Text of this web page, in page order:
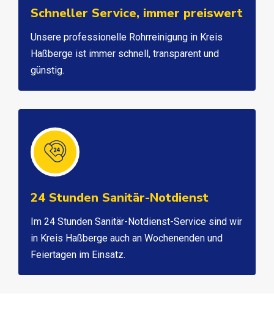
Schneller Service, immer preiswert
Unsere professionelle Rohrreinigung in Kreis
Haßberge ist immer schnell, transparent und
günstig.
24 Stunden Sanitär-Notdienst
Im 24 Stunden Sanitär-Notdienst-Service sind wir
in Kreis Haßberge auch an Wochenenden und
Feiertagen im Einsatz.